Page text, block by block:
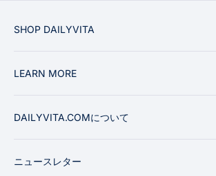
SHOP DAILYVITA
サプリメント
Ginseng＆Herbs
アロマセラピー
LEARN MORE
なぜ私たちから買うのか
代金返却方針
DAILYVITA.COMについて
ト、自然の美容製品、およびアメリカの
ニュースレター